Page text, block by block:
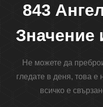
843
Значение
Не можете да
гледате в деня, това
всичко е